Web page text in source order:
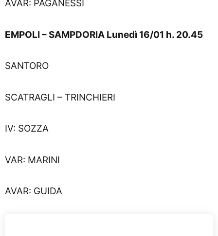
AVAR: PAGANESSI
EMPOLI – SAMPDORIA Lunedì 16/01 h. 20.45
SANTORO
SCATRAGLI – TRINCHIERI
IV: SOZZA
VAR: MARINI
AVAR: GUIDA